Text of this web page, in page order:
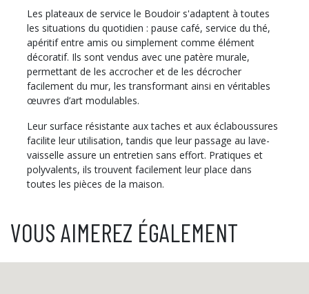
Les plateaux de service le Boudoir s'adaptent à toutes
les situations du quotidien : pause café, service du thé,
apéritif entre amis ou simplement comme élément
décoratif. Ils sont vendus avec une patère murale,
permettant de les accrocher et de les décrocher
facilement du mur, les transformant ainsi en véritables
œuvres d’art modulables.
Leur surface résistante aux taches et aux éclaboussures
facilite leur utilisation, tandis que leur passage au lave-
vaisselle assure un entretien sans effort. Pratiques et
polyvalents, ils trouvent facilement leur place dans
toutes les pièces de la maison.
VOUS AIMEREZ ÉGALEMENT